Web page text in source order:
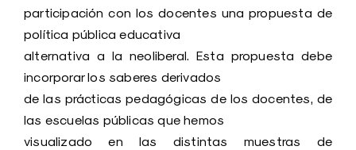
participación con los docentes una propuesta de
política pública educativa
alternativa a la neoliberal. Esta propuesta debe
incorporar los saberes derivados
de las prácticas pedagógicas de los docentes, de
las escuelas públicas que hemos
visualizado en las distintas muestras de